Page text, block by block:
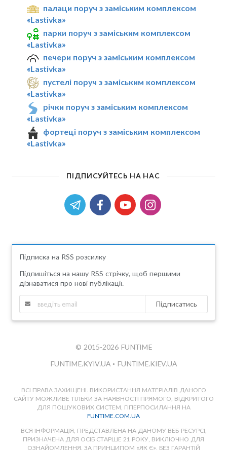
палаци поруч з заміським комплексом
«Lastivka»
парки поруч з заміським комплексом
«Lastivka»
печери поруч з заміським комплексом
«Lastivka»
пустелі поруч з заміським комплексом
«Lastivka»
річки поруч з заміським комплексом
«Lastivka»
фортеці поруч з заміським комплексом
«Lastivka»
ПІДПИСУЙТЕСЬ НА НАС
Підписка на RSS розсилку
Підпишіться на нашу RSS стрічку, щоб першими
дізнаватися про нові публікації.
Підписатись
© 2015-2026 FUNTIME
FUNTIME.KYIV.UA • FUNTIME.KIEV.UA
ВСІ ПРАВА ЗАХИЩЕНІ. ВИКОРИСТАННЯ МАТЕРІАЛІВ ДАНОГО
САЙТУ МОЖЛИВЕ ТІЛЬКИ ЗА НАЯВНОСТІ ПРЯМОГО, ВІДКРИТОГО
ДЛЯ ПОШУКОВИХ СИСТЕМ, ГІПЕРПОСИЛАННЯ НА
FUNTIME.COM.UA
ВСЯ ІНФОРМАЦІЯ, ПРЕДСТАВЛЕНА НА ДАНОМУ ВЕБ-РЕСУРСІ,
ПРИЗНАЧЕНА ДЛЯ ОСІБ СТАРШЕ 21 РОКУ, ВИКЛЮЧНО ДЛЯ
ОЗНАЙОМЛЕННЯ, ЗА ПРИНЦИПОМ «ЯК Є», БЕЗ ГАРАНТІЙ